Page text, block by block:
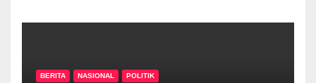
BERITA NASIONAL POLITIK